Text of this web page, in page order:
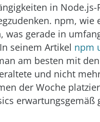
in
npm, wie
was gerade in
seinem Artikel npm
am besten mit
und nicht
der Woche
erwartungsgemäß